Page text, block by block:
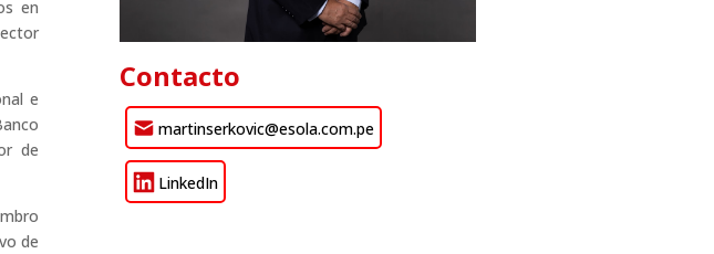
en
e
de
de
Contacto
martinserkovic@esola.com.pe
LinkedIn